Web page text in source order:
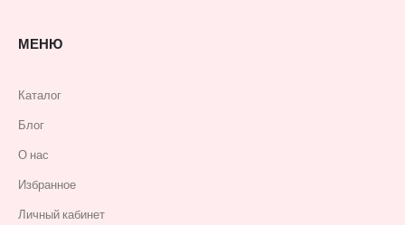
МЕНЮ
Каталог
Блог
О нас
Избранное
Личный кабинет